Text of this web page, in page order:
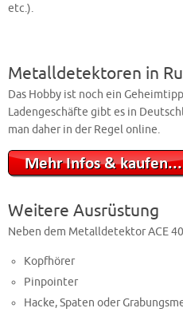
etc.).
Metalldetektoren in
Das Hobby ist noch ein
Ladengeschäfte gibt es in
man daher in der Regel online.
Weitere Ausrüstung
Neben dem Metalldetektor ACE
Kopfhörer
Pinpointer
Hacke, Spaten oder